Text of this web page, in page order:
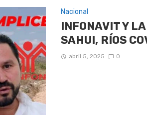
Nacional
INFONAVIT Y
SAHUI, RÍOS
abril 5, 2025 0